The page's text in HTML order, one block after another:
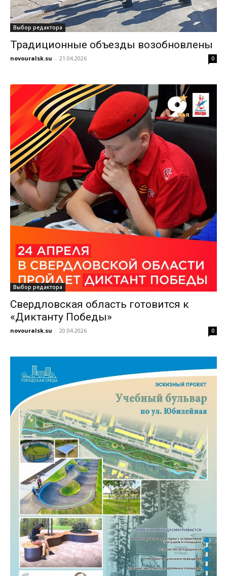
Выбор редактора
Традиционные объезды возобновлены
novouralsk.su - 21.04.2026 0
Выбор редактора
Свердловская область готовится к
«Диктанту Победы»
novouralsk.su - 20.04.2026 0